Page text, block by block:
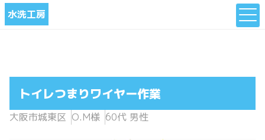
水洗工房
トイレつまりワイヤー作業
大阪市城東区 O.M様 60代 男性